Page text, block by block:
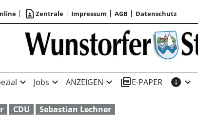
contact_page Zentrale Impressum AGB Datenschutz
expand_more Jobs expand_more ANZEIGEN expand_more picture_as_pdfE-PAPER info expand_more
CDU Sebastian Lechner